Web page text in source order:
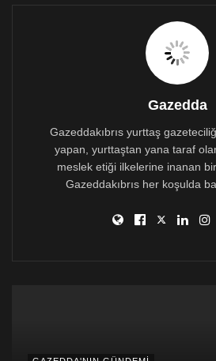
(Yarın) saat 11:00’de sendika
sendika avukatımız Sn. Öncel
toplantısı gerçekleştirilecektir.
Gazedda
Gazeddakıbrıs yurttaş
yapan, yurttaştan yana taraf
meslek etiği ilkelerine inanan bir
Gazeddakıbrıs her koşulda